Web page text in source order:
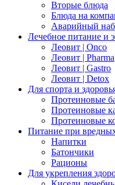
Вторые блюда
Блюда на
Аварийный
Лечебное питание и
Леовит | Onco
Леовит | Pharma
Леовит | Gastro
Леовит | Detox
Для спорта и
Протеиновые
Протеиновые
Протеиновые
Питание при
Напитки
Батончики
Рационы
Для укрепления